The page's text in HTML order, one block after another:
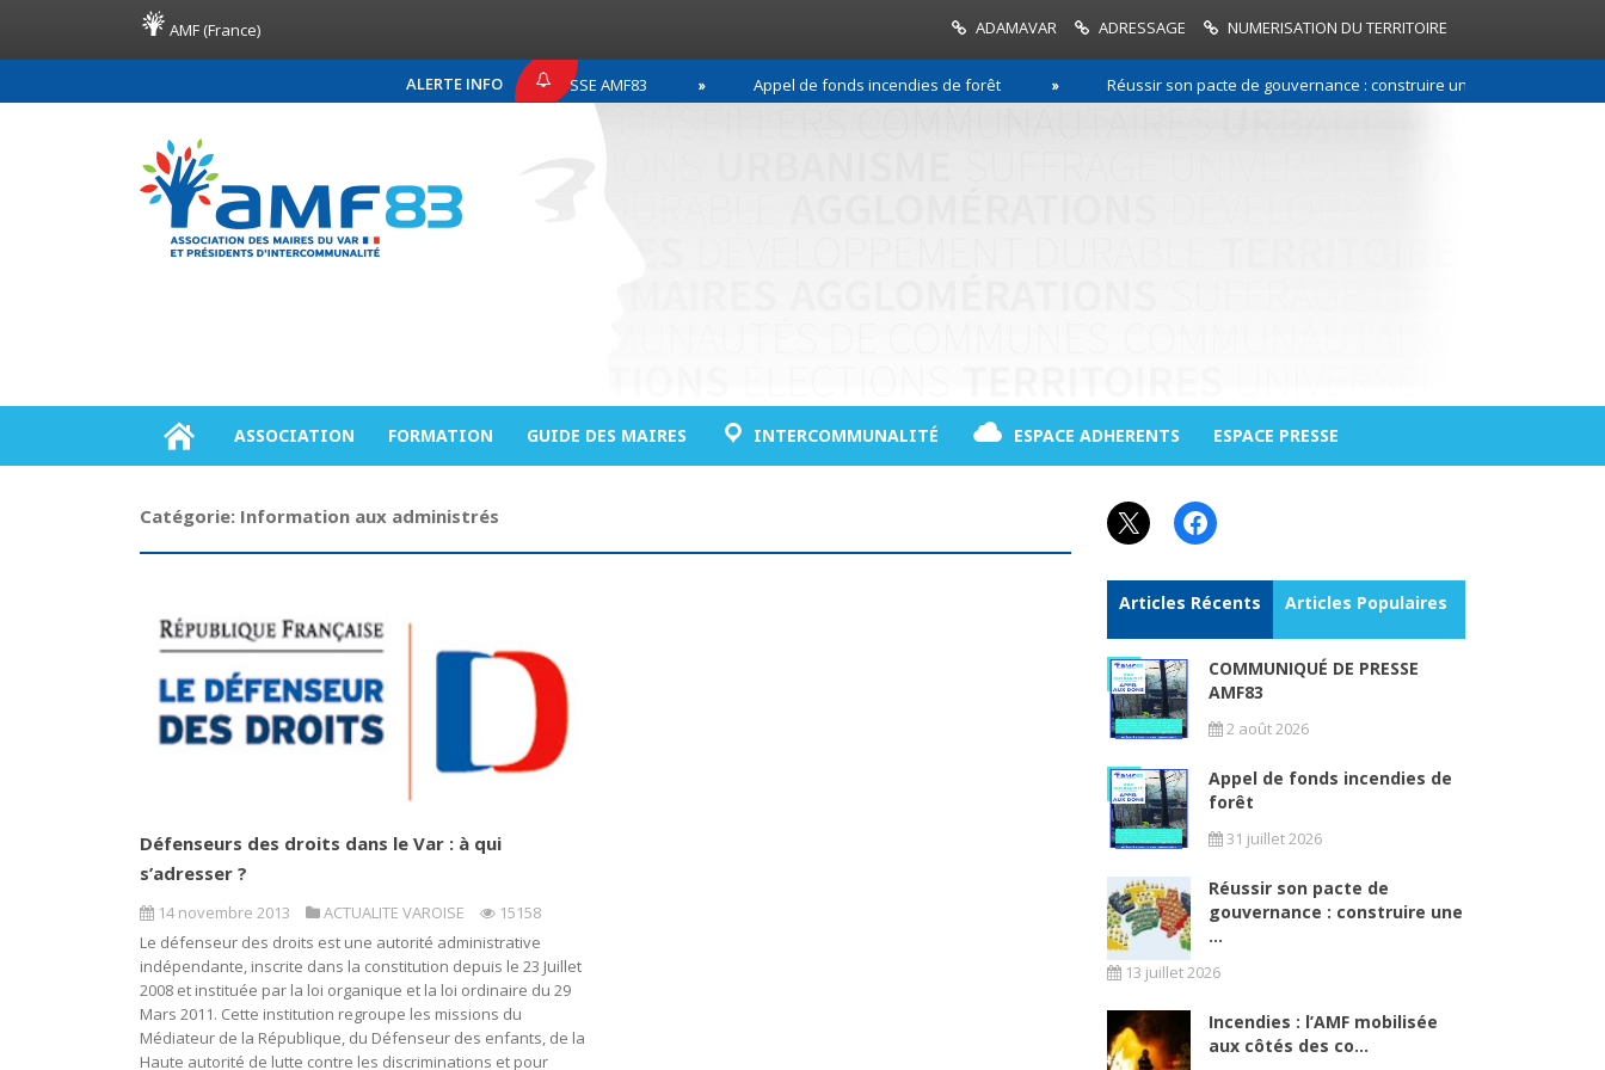
AMF (France) ADAMAVAR ADRESSAGE NUMERISATION DU TERRITOIRE
ALERTE INFO
COMMUNIQUÉ DE PRESSE AMF83 Appel de fonds incendies de forêt Réussir son pacte de gouvernance : construire une relation de
ASSOCIATION FORMATION GUIDE DES MAIRES INTERCOMMUNALITÉ ESPACE ADHERENTS ESPACE PRESSE
Catégorie: Information aux administrés
Défenseurs des droits dans le Var : à qui
s’adresser ?
14 novembre 2013 ACTUALITE VAROISE
15158
Le défenseur des droits est une autorité administrative
indépendante, inscrite dans la constitution depuis le 23 Juillet
2008 et instituée par la loi organique et la loi ordinaire du 29
Mars 2011. Cette institution regroupe les missions du
Médiateur de la République, du Défenseur des enfants, de la
Haute autorité de lutte contre les discriminations et pour
X Facebook
Articles Récents Articles Populaires
COMMUNIQUÉ DE PRESSE
AMF83
2 août 2026
Appel de fonds incendies de
forêt
31 juillet 2026
Réussir son pacte de
gouvernance : construire une
...
13 juillet 2026
Incendies : l’AMF mobilisée
aux côtés des co...